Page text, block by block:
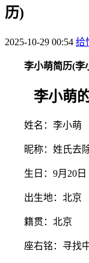
历)
2025-10-29 00:54 给
李小萌简历(李
李小萌
姓名：李小萌
昵称：姓氏去
生日：9月20日
出生地：北京
籍贯：北京
座右铭：寻找